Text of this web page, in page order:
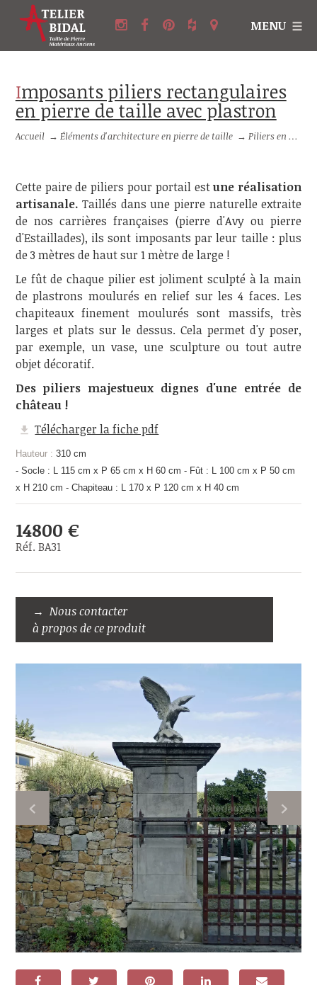
MENU
Imposants piliers rectangulaires
en pierre de taille avec plastron
Accueil → Éléments d'architecture en pierre de taille →Piliers en pierre et Colonnes en pierre
Cette paire de piliers pour portail estune réalisation
artisanale. Taillés dans une pierre naturelle extraite
de nos carrières françaises (pierre d'Avy ou pierre
d'Estaillades), ils sont imposants par leur taille : plus
de 3 mètres de haut sur 1 mètre de large !
Le fût de chaque pilier est joliment sculpté à la main
de plastrons moulurés en relief sur les 4 faces. Les
chapiteaux finement moulurés sont massifs, très
larges et plats sur le dessus. Cela permet d'y poser,
par exemple, un vase, une sculpture ou tout autre
objet décoratif.
Des piliers majestueux dignes d'une entrée de
château !
Télécharger la fiche pdf
Hauteur : 310 cm
- Socle : L 115 cm x P 65 cm x H 60 cm - Fût : L 100 cm x P 50 cm
x H 210 cm - Chapiteau : L 170 x P 120 cm x H 40 cm
14800 €
Réf. BA31
Nous contacter
à propos de ce produit